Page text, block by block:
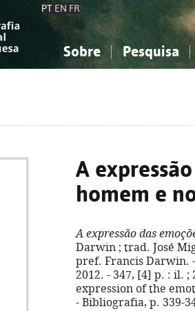
PT EN FR
Sobre Pesquisa
A
homem e
A expressão das
Darwin ; trad. José
pref. Francis Darwin. -
2012. - 347, [4] p. : il.
expression of the
- Bibliografia, p. 339-